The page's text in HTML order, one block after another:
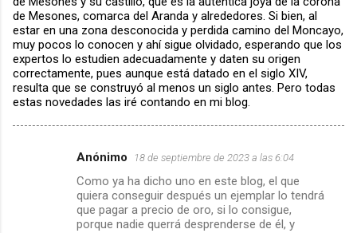
de Mesones, comarca del Aranda y alrededores. Si bien, al
estar en una zona desconocida y perdida camino del Moncayo,
muy pocos lo conocen y ahí sigue olvidado, esperando que los
expertos lo estudien adecuadamente y daten su origen
correctamente, pues aunque está datado en el siglo XIV,
resulta que se construyó al menos un siglo antes. Pero todas
estas novedades las iré contando en mi blog.
Anónimo 18 de septiembre de 2023 a las 6:04
Como ya ha dicho uno en este blog, el que
quiera conseguir después un ejemplar lo tendrá
que pagar a precio de oro, si lo consigue,
porque nadie querrá desprenderse de él, y